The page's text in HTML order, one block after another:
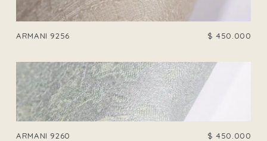
ARMANI 9256 $ 450.000
ARMANI 9260 $ 450.000